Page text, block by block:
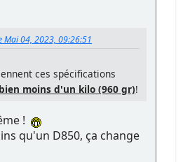
Mai 04, 2023, 09:26:51
ces spécifications
bien moins d'un kilo (960 gr)!
!
qu'un D850, ça change